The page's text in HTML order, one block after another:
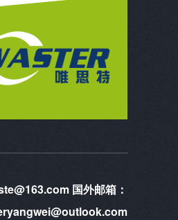
国外邮箱：